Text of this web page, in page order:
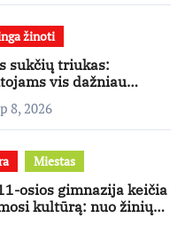
žinoti
sukčių triukas:
vis dažniau
per „Viber“
8, 2026
Miestas
osios gimnazija keičia
kultūrą: nuo žinių